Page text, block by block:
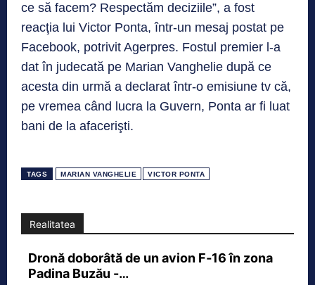
ce să facem? Respectăm deciziile”, a fost
reacţia lui Victor Ponta, într-un mesaj postat pe
Facebook, potrivit Agerpres. Fostul premier l-a
dat în judecată pe Marian Vanghelie după ce
acesta din urmă a declarat într-o emisiune tv că,
pe vremea când lucra la Guvern, Ponta ar fi luat
bani de la afacerişti.
TAGS MARIAN VANGHELIE VICTOR PONTA
Realitatea
Dronă doborâtă de un avion F‑16 în zona
Padina Buzău -…